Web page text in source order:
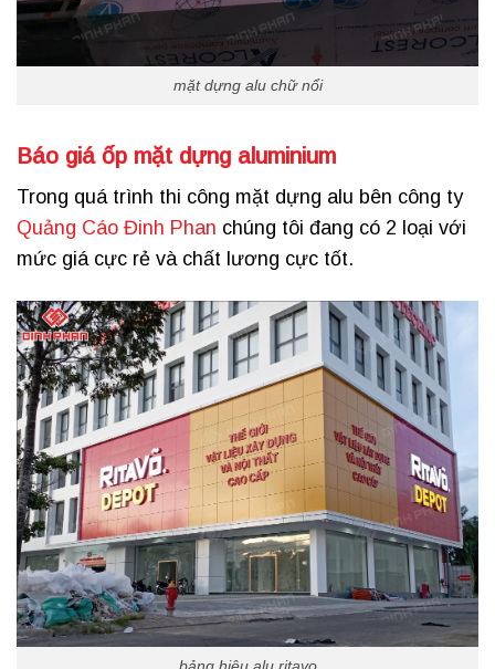
mặt dựng alu chữ nổi
Báo giá ốp mặt dựng aluminium
Trong quá trình thi công mặt dựng alu bên công ty
Quảng Cáo Đinh Phan chúng tôi đang có 2 loại với
mức giá cực rẻ và chất lương cực tốt.